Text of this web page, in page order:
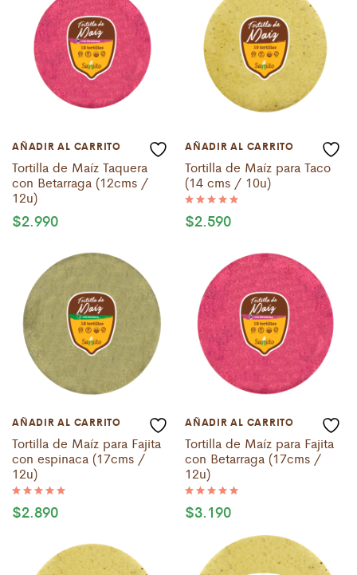
AÑADIR AL CARRITO
Tortilla de Maíz Taquera
con Betarraga (12cms /
12u)
$2.990
AÑADIR AL CARRITO
Tortilla de Maíz para Taco
(14 cms / 10u)
Valorado
con
$2.590
AÑADIR AL CARRITO
Tortilla de Maíz para Fajita
con espinaca (17cms /
12u)
Valorado
con
$2.890
AÑADIR AL CARRITO
Tortilla de Maíz para Fajita
con Betarraga (17cms /
12u)
Valorado
con
$3.190